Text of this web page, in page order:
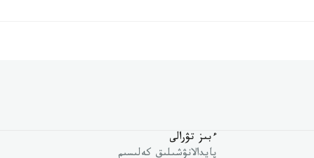
ءبىز تۋرالى
پايدالانۋشىلىق كەلىسىم